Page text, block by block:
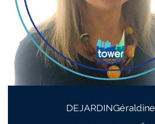
DEJARDIN géraldine